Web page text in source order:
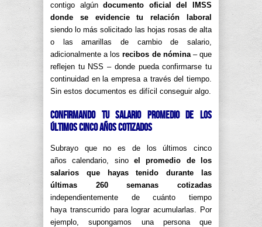
contigo algúndocumento oficial del IMSS
donde se evidencie tu relación laboral
siendo lo más solicitado las hojas rosas de alta
o las amarillas de cambio de salario,
adicionalmente a losrecibos de nómina– que
reflejen tu NSS – donde pueda confirmarse tu
continuidad en la empresa a través del tiempo.
Sin estos documentos es difícil conseguir algo.
Confirmando tu salario promedio de los
últimos cinco años cotizados
Subrayo que no es de los últimos cinco
años calendario, sino el promedio de los
salarios que hayas tenido durante las
últimas 260 semanas cotizadas
independientemente de cuánto tiempo
haya transcurrido para lograr acumularlas. Por
ejemplo, supongamos una persona que